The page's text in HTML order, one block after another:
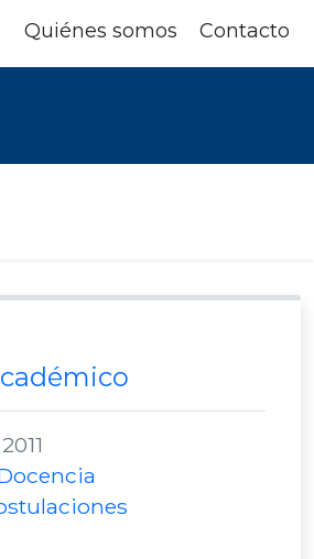
Quiénes somos Contacto